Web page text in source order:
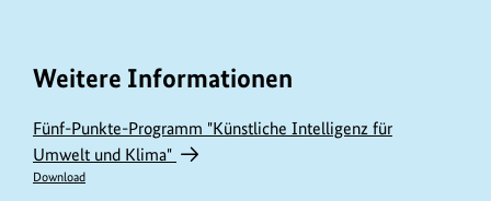
Weitere Informationen
Fünf-Punkte-Programm "Künstliche Intelligenz für
Umwelt und Klima"
Download